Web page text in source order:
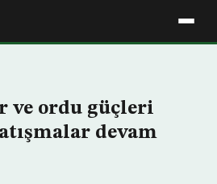
ve ordu güçleri
devam